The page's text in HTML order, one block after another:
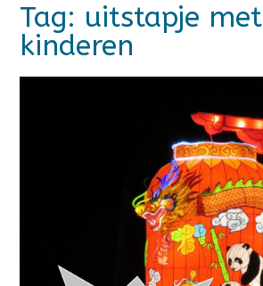
Tag: uitstapje met
kinderen